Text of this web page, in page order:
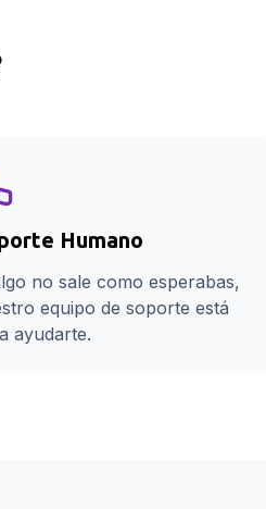
Humano
no sale como esperabas,
equipo de soporte está
ayudarte.